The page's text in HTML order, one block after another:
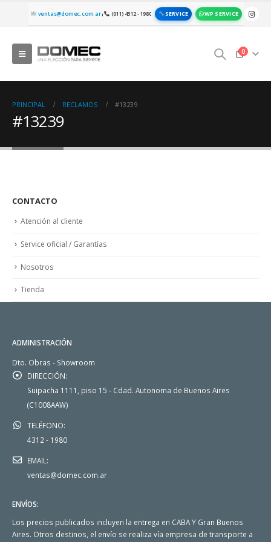
ventas@domec.com.ar| (011) 4312 - 1980 SERVICE WP SERVICE
0
PRINCIPAL RECLAMOS #13239
#13239
CONTACTO
Atención al cliente
Service oficial / Garantías
Nosotros
Tienda
ADMINISTRACIÓN
Dto. Obras - Showroom
DIRECCIÓN:
Suipacha 1111, piso 15 - Cdad. Autonoma de Buenos Aires
(C1008AAW)
TELÉFONO:
4312 - 1980
EMAIL:
ventas@domec.com.ar
ENVÍOS:
Los precios publicados incluyen la entrega en CABA Y Gran Buenos
Aires. Otros destinos, el envío se realiza vía empresa de transporte a